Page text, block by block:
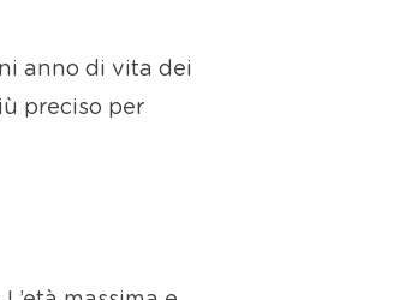
anno di vita dei
preciso per